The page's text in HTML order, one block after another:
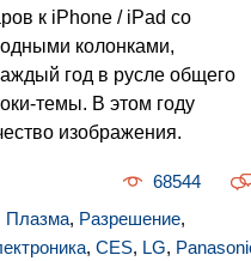
к iPhone / iPad со
колонками,
год в русле общего
темы. В этом году
изображения.
68544
Плазма, Разрешение,
, CES, LG,